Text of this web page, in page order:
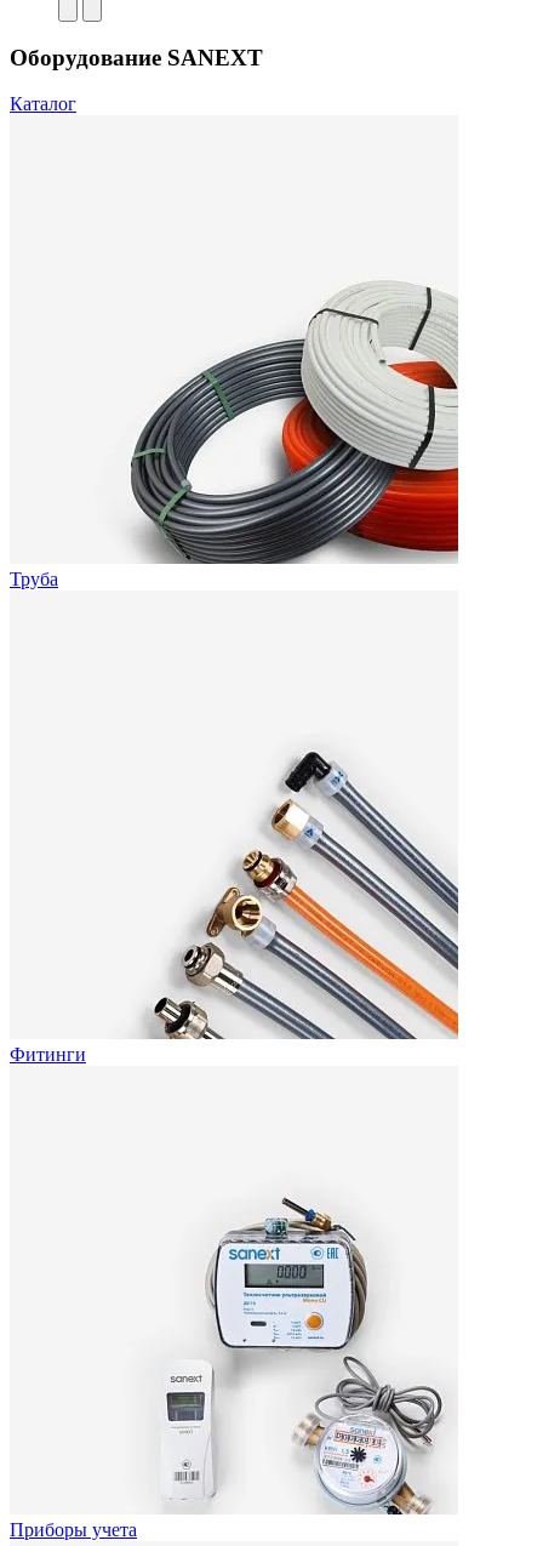
Оборудование SANEXT
Каталог
Труба
Фитинги
Приборы учета